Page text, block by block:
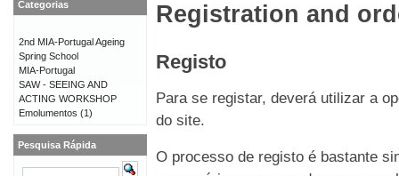
Registration and
Registo
Para se registar, deverá utilizar a
do site.
O processo de registo é bastante
Categorias
2nd MIA-Portugal Ageing
Spring School
MIA-Portugal
SAW - SEEING AND
ACTING WORKSHOP
Emolumentos (1)
Pesquisa Rápida